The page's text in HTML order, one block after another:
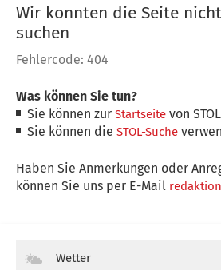
Wir konnten die Seite
suchen
Fehlercode: 404
Was können Sie tun?
Sie können zurStartseite von
Sie können dieSTOL-Suche
Haben Sie Anmerkungen oder
können Sie uns per E-Mail
Wetter